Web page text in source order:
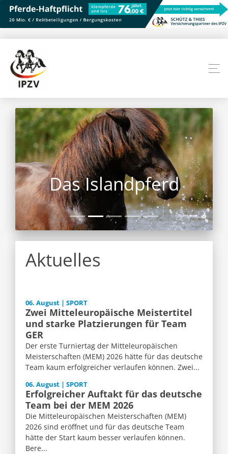
Das Islandpferd
Aktuelles
06. August | SPORT
Zwei Mitteleuropäische Meistertitel
und starke Platzierungen für Team
GER
Der erste Turniertag der Mitteleuropäischen
Meisterschaften (MEM) 2026 hätte für das deutsche
Team kaum erfolgreicher verlaufen können. Zwei...
06. August | SPORT
Erfolgreicher Auftakt für das deutsche
Team bei der MEM 2026
Die Mitteleuropäischen Meisterschaften (MEM)
2026 sind eröffnet und für das deutsche Team
hätte der Start kaum besser verlaufen können.
Bere...